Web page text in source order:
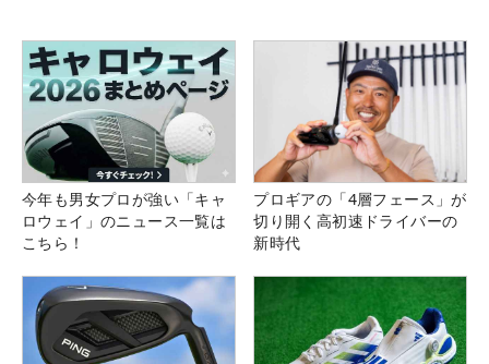
今年も男女プロが強い「キャ
ロウェイ」のニュース一覧は
こちら！
プロギアの「4層フェース」が
切り開く高初速ドライバーの
新時代